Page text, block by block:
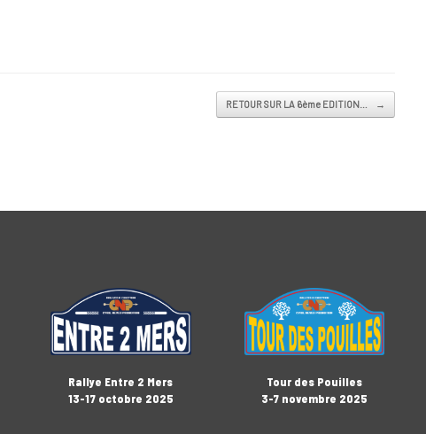
RETOUR SUR LA 6ème EDITION… →
Rallye Entre 2 Mers
13-17 octobre 2025
Tour des Pouilles
3-7 novembre 2025